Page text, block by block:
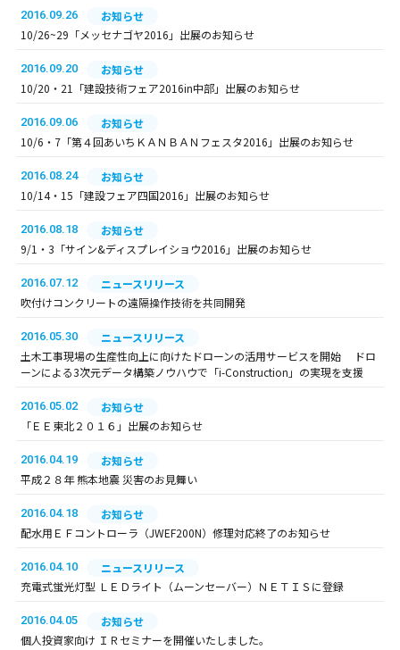
2016.09.26
お知らせ
10/26~29「メッセナゴヤ2016」出展のお知らせ
2016.09.20
お知らせ
10/20・21「建設技術フェア2016in中部」出展のお知らせ
2016.09.06
お知らせ
10/6・7「第４回あいちＫＡＮＢＡＮフェスタ2016」出展のお知らせ
2016.08.24
お知らせ
10/14・15「建設フェア四国2016」出展のお知らせ
2016.08.18
お知らせ
9/1・3「サイン&ディスプレイショウ2016」出展のお知らせ
2016.07.12
ニュースリリース
吹付けコンクリートの遠隔操作技術を共同開発
2016.05.30
ニュースリリース
土木工事現場の生産性向上に向けたドローンの活用サービスを開始 ドロ
ーンによる3次元データ構築ノウハウで「i-Construction」の実現を支援
2016.05.02
お知らせ
「ＥＥ東北２０１６」出展のお知らせ
2016.04.19
お知らせ
平成２８年 熊本地震 災害のお見舞い
2016.04.18
お知らせ
配水用ＥＦコントローラ（JWEF200N）修理対応終了のお知らせ
2016.04.10
ニュースリリース
充電式蛍光灯型 ＬＥＤライト（ムーンセーバー）ＮＥＴＩＳに登録
2016.04.05
お知らせ
個人投資家向け ＩＲセミナーを開催いたしました。